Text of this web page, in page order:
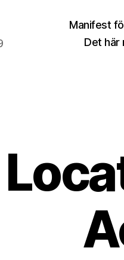
Manifest
Det här